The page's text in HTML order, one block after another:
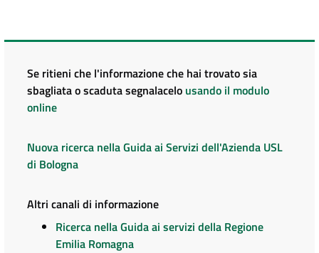
Se ritieni che l'informazione che hai trovato sia
sbagliata o scaduta segnalacelo usando il modulo
online
Nuova ricerca nella Guida ai Servizi dell'Azienda USL
di Bologna
Altri canali di informazione
Ricerca nella Guida ai servizi della Regione
Emilia Romagna